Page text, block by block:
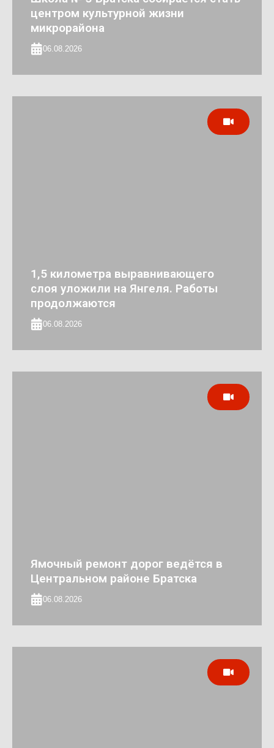
центром культурной жизни
микрорайона
06.08.2026
1,5 километра выравнивающего
слоя уложили на Янгеля. Работы
продолжаются
06.08.2026
Ямочный ремонт дорог ведётся в
Центральном районе Братска
06.08.2026